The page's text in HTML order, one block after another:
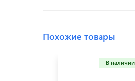
Похожие товары
В наличии